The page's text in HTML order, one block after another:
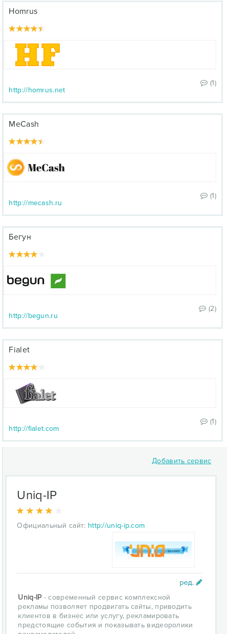
Homrus
(1)
http://homrus.net
MeCash
(1)
http://mecash.ru
Бегун
(2)
http://begun.ru
Fialet
(1)
http://fialet.com
Добавить сервис
Uniq-IP
Официальный сайт: http://uniq-ip.com
Uniq-IP- современный сервис комплексной
рекламы позволяет продвигать сайты, приводить
клиентов в бизнес или услугу, рекламировать
предстоящие события и показывать видеоролики